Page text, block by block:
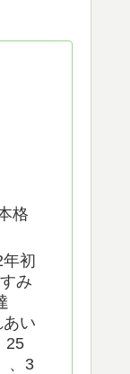
格
初
み
い
25
、3